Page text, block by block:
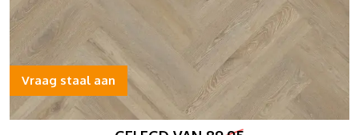
Vraag staal aan